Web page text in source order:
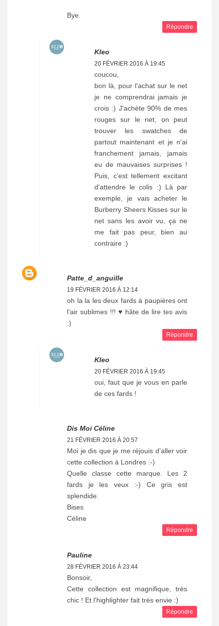
Bye.
Répondre
Kleo
20 FÉVRIER 2016 À 19:45
coucou,
bon là, pour l'achat sur le net
je ne comprendrai jamais je
crois :) J'achète 90% de mes
rouges sur le net, on peut
trouver les swatches de
partout maintenant et je n'ai
franchement jamais, jamais
eu de mauvaises surprises !
Puis, c'est tellement excitant
d'attendre le colis :) Là par
exemple, je vais acheter le
Burberry Sheers Kisses sur le
net sans les avoir vu, ça ne
me fait pas peur, bien au
contraire :)
Patte_d_anguille
19 FÉVRIER 2016 À 12:14
oh la la les deux fards à paupières ont
l'air sublimes !!! ♥ hâte de lire tes avis
:)
Répondre
Kleo
20 FÉVRIER 2016 À 19:45
oui, faut que je vous en parle
de ces fards !
Dis Moi Céline
21 FÉVRIER 2016 À 20:57
Moi je dis que je me réjouis d'aller voir
cette collection à Londres :-)
Quelle classe cette marque. Les 2
fards je les veux :-) Ce gris est
splendide.
Bises
Céline
Répondre
Pauline
28 FÉVRIER 2016 À 23:44
Bonsoir,
Cette collection est magnifique, très
chic ! Et l'highlighter fait très envie :)
Répondre